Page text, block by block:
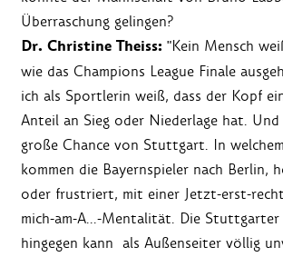
Überraschung gelingen?
Dr. Christine Theiss: "Kein Mensch
wie das Champions League Finale
ich als Sportlerin weiß, dass der Kopf
Anteil an Sieg oder Niederlage hat.
große Chance von Stuttgart. In
kommen die Bayernspieler nach Berlin,
oder frustriert, mit einer Jetzt-erst-
mich-am-A...-Mentalität. Die
hingegen kann als Außenseiter völlig